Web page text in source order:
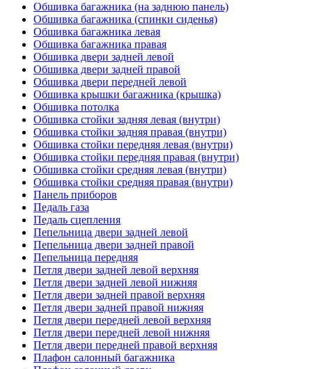
Обшивка багажника (на заднюю панель)
Обшивка багажника (спинки сиденья)
Обшивка багажника левая
Обшивка багажника правая
Обшивка двери задней левой
Обшивка двери задней правой
Обшивка двери передней левой
Обшивка крышки багажника (крышка)
Обшивка потолка
Обшивка стойки задняя левая (внутри)
Обшивка стойки задняя правая (внутри)
Обшивка стойки передняя левая (внутри)
Обшивка стойки передняя правая (внутри)
Обшивка стойки средняя левая (внутри)
Обшивка стойки средняя правая (внутри)
Панель приборов
Педаль газа
Педаль сцепления
Пепельница двери задней левой
Пепельница двери задней правой
Пепельница передняя
Петля двери задней левой верхняя
Петля двери задней левой нижняя
Петля двери задней правой верхняя
Петля двери задней правой нижняя
Петля двери передней левой верхняя
Петля двери передней левой нижняя
Петля двери передней правой верхняя
Плафон салонный багажника